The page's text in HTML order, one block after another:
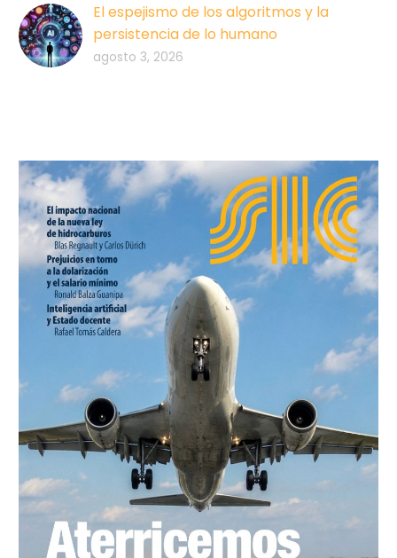
El espejismo de los algoritmos y la
persistencia de lo humano
agosto 3, 2026